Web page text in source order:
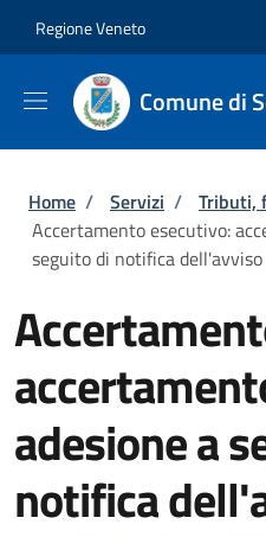
Regione Veneto
Comune di
Briciole di
Home / Servizi / Tributi,
Accertamento esecutivo:
seguito di notifica dell'avviso
adesione a
notifica